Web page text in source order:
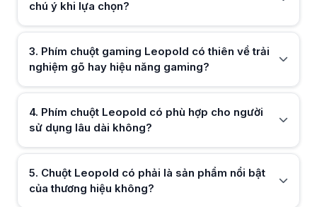
Khi tìm hiểu phím chuột gaming gear Leopold, người dùng thường
Bàn phím Leopold có gì khiến người dùng đánh giá cao về chất lượng
Leopold chú trọng độ chắc chắn, hoàn thiện tỉ mỉ; mang lại cảm
Ai là người nên ưu tiên chọn phím chuột gaming gear Leopold?
Phù hợp dân văn phòng, coder; Leopold hướng đến người cần trải
Trong trường hợp nào nên chọn Leopold thay vì các dòng thiên
Khi ưu tiên build, keycap và cảm giác gõ; Leopold là lựa chọn nổi bật
Hữu ích (0 )
chú ý khi lựa chọn?
Hữu ích (0)
3. Phím chuột gaming Leopold có thiên về trải
nghiệm gõ hay hiệu năng gaming?
Hữu ích ( 0)
4. Phím chuột Leopold có phù hợp cho người
sử dụng lâu dài không?
Hữu ích ( 0)
5. Chuột Leopold có phải là sản phẩm nổi bật
của thương hiệu không?